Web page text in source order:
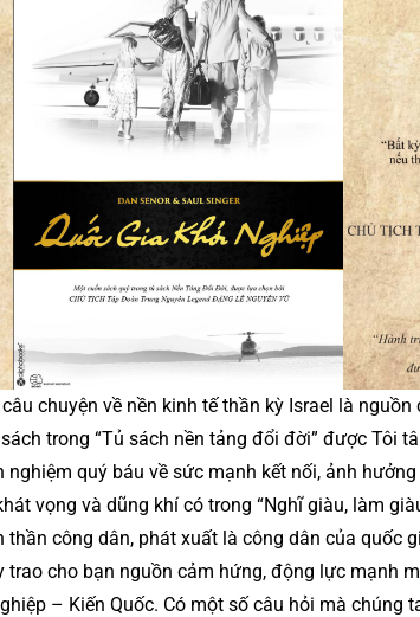
chuyện về nền kinh tế thần kỳ Israel là
trong “Tủ sách nền tảng đổi đời” được Tôi
quý báu về sức mạnh kết nối, ảnh
vọng và dũng khí có trong “Nghĩ giàu, làm
công dân, phát xuất là công dân của quốc
trao cho bạn nguồn cảm hứng, động lực mạnh
– Kiến Quốc. Có một số câu hỏi mà chúng